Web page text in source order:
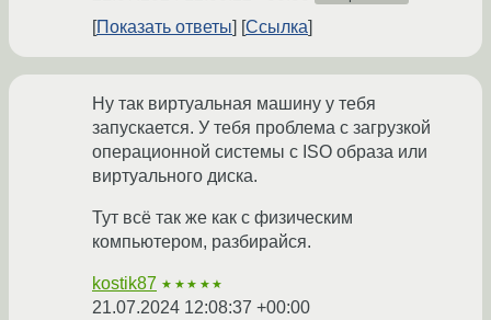
Показать ответы Ссылка
Ну так виртуальная машину у тебя
запускается. У тебя проблема с загрузкой
операционной системы с ISO образа или
виртуального диска.
Тут всё так же как с физическим
компьютером, разбирайся.
kostik87 ★★★★★
21.07.2024 12:08:37 +00:00